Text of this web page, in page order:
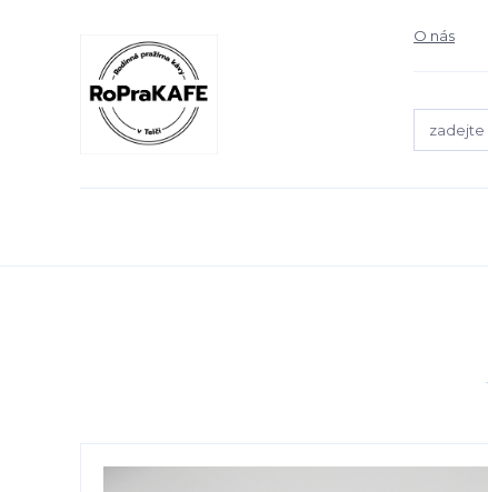
O nás